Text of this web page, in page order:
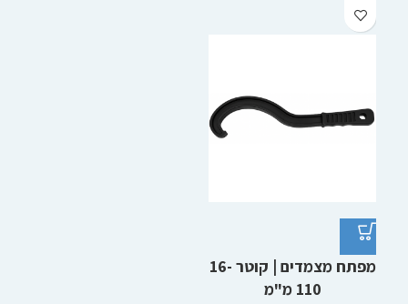
מפתח מצמדים | קוטר 16-
110 מ"מ